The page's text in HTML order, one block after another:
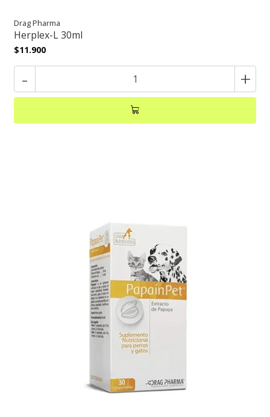
Drag Pharma
Herplex-L 30ml
$11.900
- +